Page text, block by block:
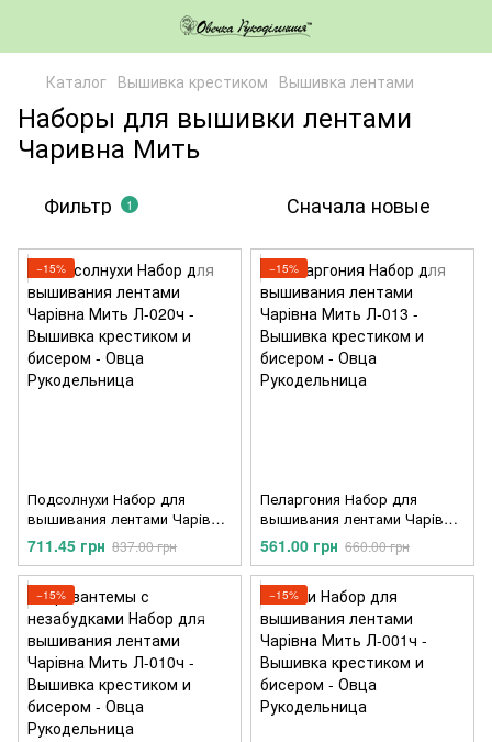
Каталог Вышивка крестиком Вышивка лентами
Наборы для вышивки лентами
Чаривна Мить
Фильтр 1 Сначала новые
−15%
Подсолнухи Набор для
вышивания лентами Чарівна
Мить Л-020ч
711.45 грн 837.00 грн
−15%
Пеларгония Набор для
вышивания лентами Чарівна
Мить Л-013
561.00 грн 660.00 грн
−15% −15%